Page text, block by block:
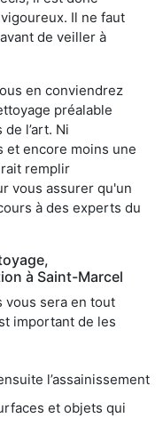
Il ne faut
de veiller à
en conviendrez
préalable
l’art. Ni
et encore moins une
remplir
vous assurer qu'un
à des experts du
à Saint-Marcel
vous sera en tout
important de les
l’assainissement
et objets qui